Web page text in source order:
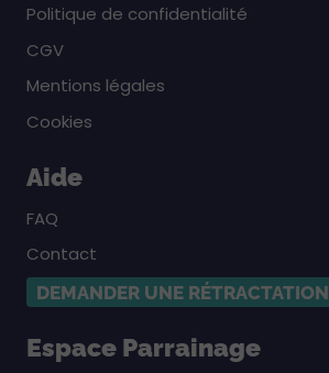
Politique de confidentialité
CGV
Mentions légales
Cookies
Aide
FAQ
Contact
DEMANDER UNE RÉTRACTATION
Espace Parrainage